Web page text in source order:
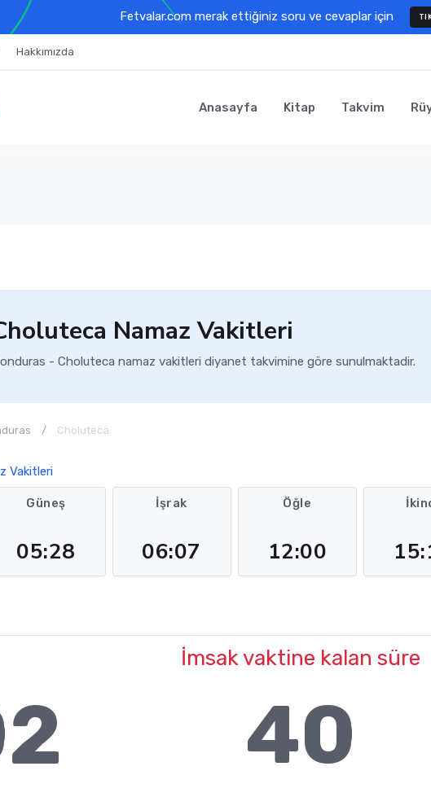
Fetvalar.com merak ettiğiniz soru ve cevaplar için
Hakkımızda
Anasayfa Kitap Takvim
Namaz Vakitleri
- Choluteca namaz vakitleri diyanet takvimine göre sunulmaktadir.
Choluteca
Vakitleri
Güneş
05:28
İşrak
06:07
Öğle
12:00
İmsak vaktine kalan süre
40